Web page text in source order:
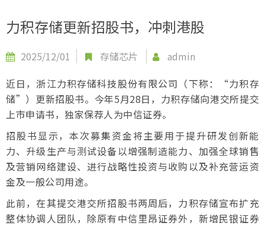
力积存储更新招股书，冲刺港股
2025/12/01 存储芯片
admin
近日，浙江力积存储科技股份有限公司（下称：“力积存
储”）更新招股书。今年5月28日，力积存储向港交所提交
上市申请书，独家保荐人为中信证券。
招股书显示，本次募集资金将主要用于提升研发创新能
力、升级生产与测试设备以增强制造能力、加强全球销售
及营销网络建设、进行战略性投资与收购以及补充营运资
金及一般公司用途。
此前，在其提交港交所招股书两周后，力积存储宣布扩充
整体协调人团队，除原有中信里昂证券外，新增民银证券